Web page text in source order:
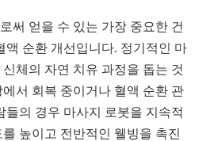
써 얻을 수 있는 가장 중요한 건
액 순환 개선입니다. 정기적인 마
체의 자연 치유 과정을 돕는 것
서 회복 중이거나 혈액 순환 관
들의 경우 마사지 로봇을 지속적
높이고 전반적인 웰빙을 촉진